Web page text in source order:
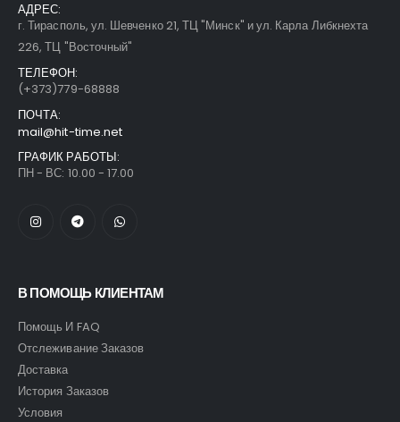
АДРЕС:
г. Тирасполь, ул. Шевченко 21, ТЦ "Минск" и ул. Карла Либкнехта
226, ТЦ "Восточный"
ТЕЛЕФОН:
(+373)779-68888
ПОЧТА:
mail@hit-time.net
ГРАФИК РАБОТЫ:
ПН - ВС: 10.00 - 17.00
В ПОМОЩЬ КЛИЕНТАМ
Помощь И FAQ
Отслеживание Заказов
Доставка
История Заказов
Условия